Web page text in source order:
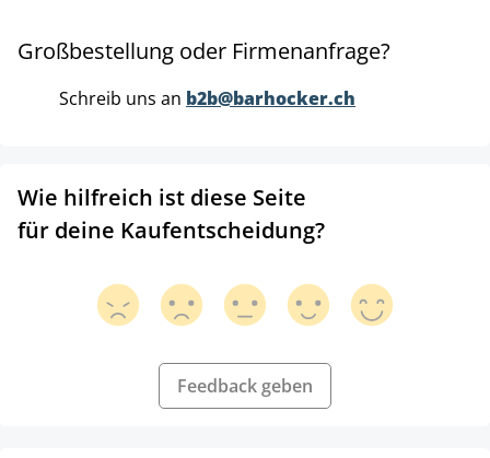
Großbestellung oder Firmenanfrage?
Schreib uns an b2b@barhocker.ch
Wie hilfreich ist diese Seite
für deine Kaufentscheidung?
Feedback geben